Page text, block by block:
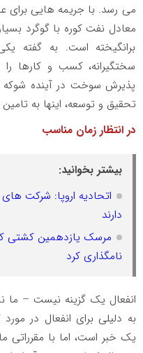
معادل نفت کوره با گوگرد
برانگیخته است. به گفته
سختگیرانه، کسب و کارها را
پذیرش سوخت در آینده شوکه
تحقیق و توسعه، اینها به
در انتظار زمان مناسب
بیشتر بخوانید:
دارند
مرسک یازدهمین کشتی
نامگذاری کرد
انفعال یک گزینه نیست – ما
به دلیلی برای انفعال در